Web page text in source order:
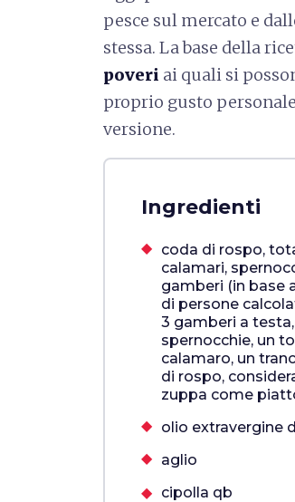
pesce sul mercato e
stessa. La base della
poveri ai quali si
proprio gusto
versione.
Ingredienti
coda di rospo,
calamari,
gamberi (in base
di persone
3 gamberi a
spernocchie, un
calamaro, un
di rospo,
zuppa come
olio extravergine
aglio
cipolla qb